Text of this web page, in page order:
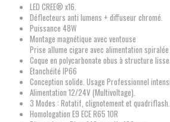
LED CREE® x16.
Déflecteurs anti lumens + diffuseur chromé.
Puissance 48W
Montage magnétique avec ventouse
Prise allume cigare avec alimentation
Coque en polycarbonate obus à structure lisse.
Etanchéité IP66
Conception solide. Usage Professionnel
Alimentation 12/24V (Multivoltage).
3 Modes : Rotatif, clignotement et quadriflash.
Homologation E9 ECE R65 10R